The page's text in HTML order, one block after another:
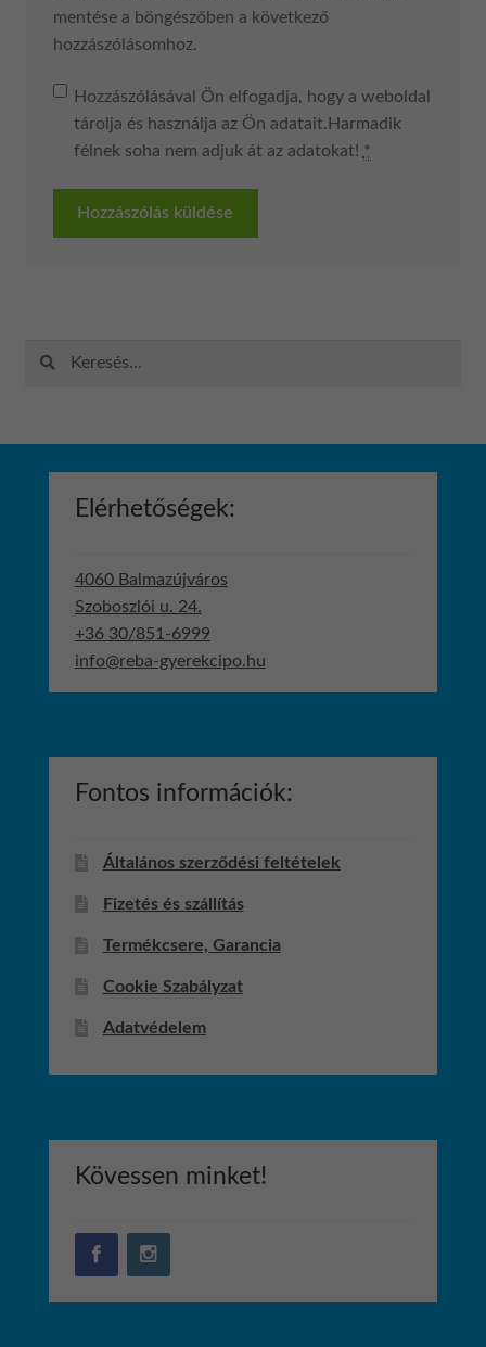
mentése a böngészőben a következő
hozzászólásomhoz.
Hozzászólásával Ön elfogadja, hogy a weboldal
tárolja és használja az Ön adatait.Harmadik
félnek soha nem adjuk át az adatokat! *
Elérhetőségek:
4060 Balmazújváros
Szoboszlói u. 24.
+36 30/851-6999
info@reba-gyerekcipo.hu
Fontos információk:
Általános szerződési feltételek
Fizetés és szállítás
Termékcsere, Garancia
Cookie Szabályzat
Adatvédelem
Kövessen minket!